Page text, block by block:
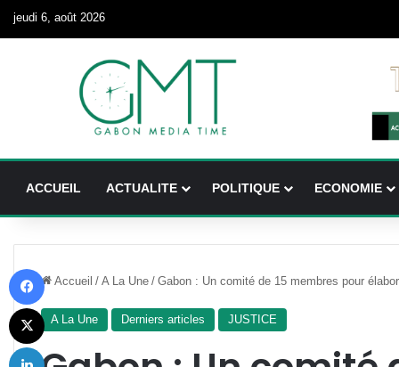
jeudi 6, août 2026
ACCUEIL ACTUALITE POLITIQUE ECONOMIE
Accueil / A La Une / Gabon : Un comité de 15 membres pour
A La Une Derniers articles JUSTICE
X